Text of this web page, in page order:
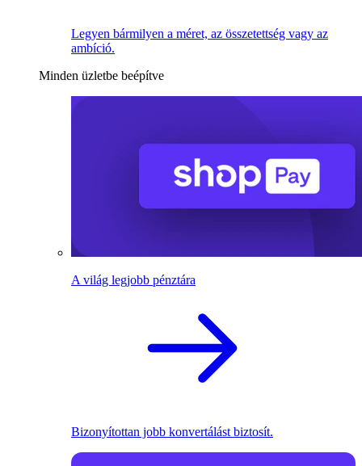
Legyen bármilyen a méret, az összetettség vagy az
ambíció.
Minden üzletbe beépítve
A világ legjobb pénztára
Bizonyítottan jobb konvertálást biztosít.